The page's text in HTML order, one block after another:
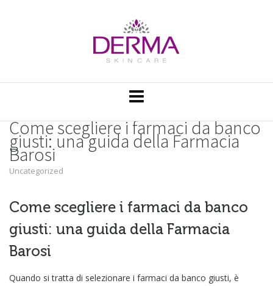
Come scegliere i farmaci da banco
giusti: una guida della Farmacia
Barosi
Uncategorized
Come scegliere i farmaci da banco
giusti: una guida della Farmacia
Barosi
Quando si tratta di selezionare i farmaci da banco giusti, è